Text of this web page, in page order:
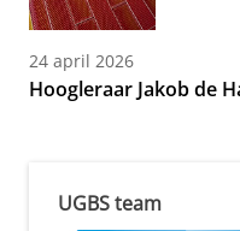
24 april 2026
Hoogleraar Jakob de
UGBS team